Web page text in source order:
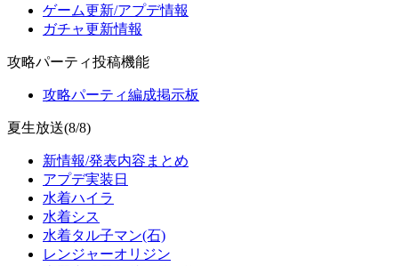
ゲーム更新/アプデ情報
ガチャ更新情報
攻略パーティ投稿機能
攻略パーティ編成掲示板
夏生放送(8/8)
新情報/発表内容まとめ
アプデ実装日
水着ハイラ
水着シス
水着タル子マン(石)
レンジャーオリジン